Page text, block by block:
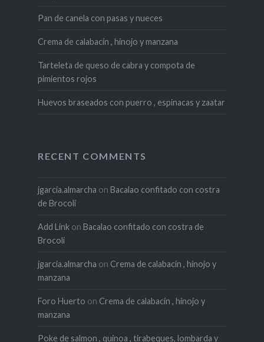
Pan de canela con pasas y nueces
Crema de calabacín , hinojo y manzana
Tarteleta de queso de cabra y compota de
pimientos rojos
Huevos braseados con puerro , espinacas y zaatar
RECENT COMMENTS
jgarcia.almarcha on Bacalao confitado con costra
de Brocoli
Add Linkon Bacalao confitado con costra de
Brocoli
jgarcia.almarcha on Crema de calabacín , hinojo y
manzana
Foro Huerto on Crema de calabacín , hinojo y
manzana
Poke de salmon , quinoa , tirabeques, lombarda y